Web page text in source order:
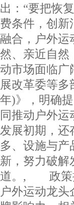
出：“要把恢
费条件，创新
融合，户外运
然、亲近自然
动市场面临
展改革委等
年)》，明确
同推动户外
发展初期，还
多、设施与
新，努力破解
道。, 政策推
户外运动龙